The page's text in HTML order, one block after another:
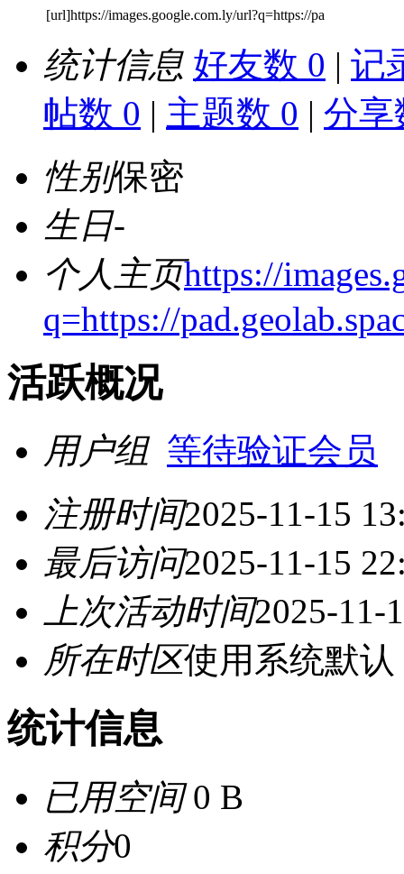
[url]https://images.google.com.ly/url?q=https://pa
统计信息 好友数 0 | 记
帖数 0 | 主题数 0 | 分享
性别保密
生日-
个人主页https://
q=https://
活跃概况
用户组 等待验证会员
注册时间2025-11-15
最后访问2025-11-15
上次活动时间2025-11-
所在时区使用系统默认
统计信息
已用空间0 B
积分0